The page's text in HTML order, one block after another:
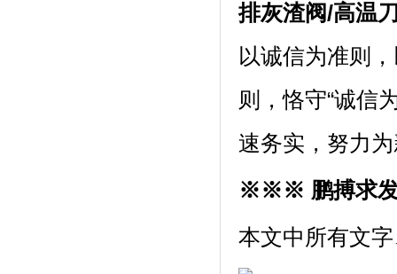
排灰渣阀/高温
以诚信为准则
则，恪守“诚信
速务实，努力
※※※ 鹏搏求
本文中所有文